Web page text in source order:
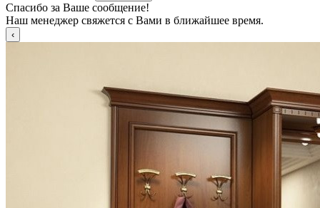
Спасибо за Ваше сообщение!
Наш менеджер свяжется с Вами в ближайшее время.